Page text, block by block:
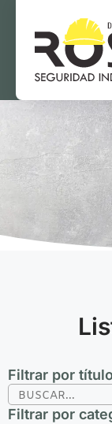
Filtrar por
Filtrar por